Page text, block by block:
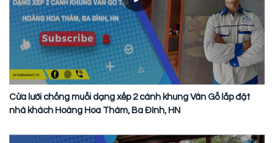
Cửa lưới chống muỗi dạng xếp 2 cánh khung Vân Gỗ lắp đặt
nhà khách Hoàng Hoa Thám, Ba Đình, HN